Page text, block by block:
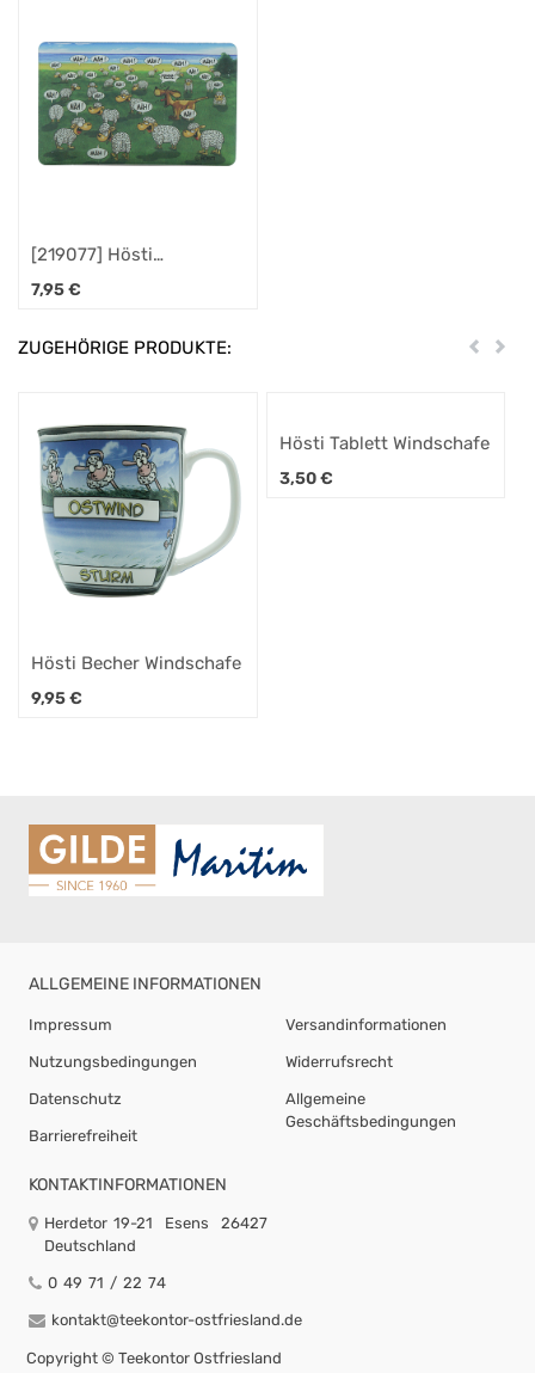
[219077] Hösti
Frühstücksbrett Fresse
7,95€
ZUGEHÖRIGE PRODUKTE: Zurück
Hösti Becher Windschafe
9,95€
Hösti Tablett Windschafe
3,50€
ALLGEMEINE INFORMATIONEN
Impressum
Nutzungsbedingungen
Datenschutz
Barrierefreiheit
Versandinformationen
Widerrufsrecht
Allgemeine
Geschäftsbedingungen
KONTAKTINFORMATIONEN
Herdetor 19-21 Esens
26427
Deutschland
0 49 71 / 22 74
kontakt@teekontor-ostfriesland.de
Copyright © Teekontor Ostfriesland